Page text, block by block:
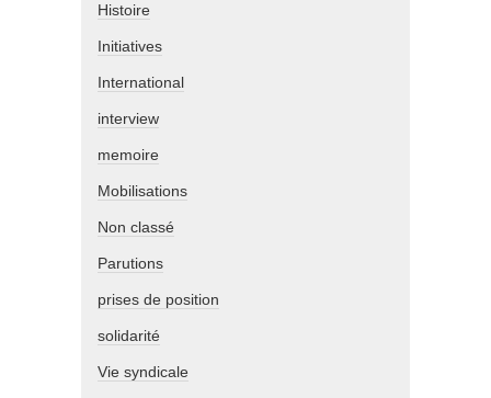
Histoire
Initiatives
International
interview
memoire
Mobilisations
Non classé
Parutions
prises de position
solidarité
Vie syndicale